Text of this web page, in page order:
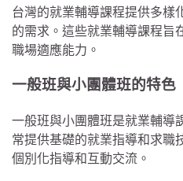
台灣的就業輔導課程提供多樣
的需求。這些就業輔導課程旨
職場適應能力。
一般班與小團體班的特色
一般班與小團體班是就業輔導
常提供基礎的就業指導和求職
個別化指導和互動交流。